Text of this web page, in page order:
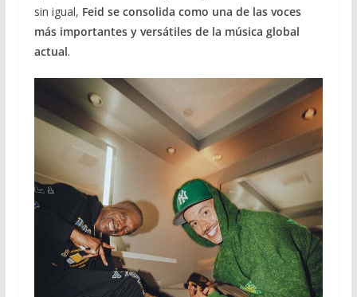
sin igual, Feid se consolida como una de las voces
más importantes y versátiles de la música global
actual.